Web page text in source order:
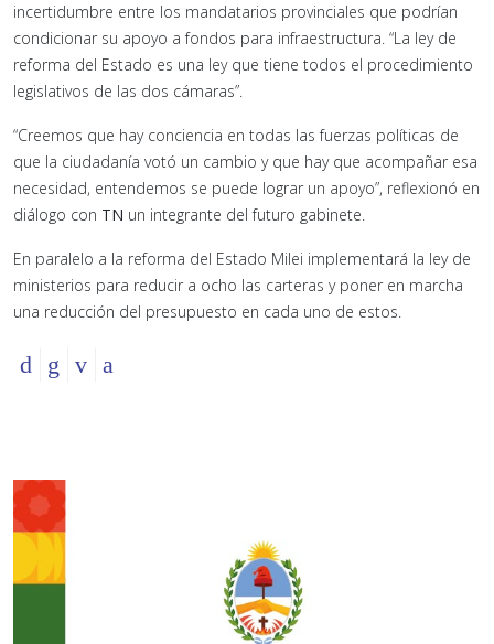
incertidumbre entre los mandatarios provinciales que podrían
condicionar su apoyo a fondos para infraestructura. “La ley de
reforma del Estado es una ley que tiene todos el procedimiento
legislativos de las dos cámaras”.
“Creemos que hay conciencia en todas las fuerzas políticas de
que la ciudadanía votó un cambio y que hay que acompañar esa
necesidad, entendemos se puede lograr un apoyo”, reflexionó en
diálogo con TN un integrante del futuro gabinete.
En paralelo a la reforma del Estado Milei implementará la ley de
ministerios para reducir a ocho las carteras y poner en marcha
una reducción del presupuesto en cada uno de estos.